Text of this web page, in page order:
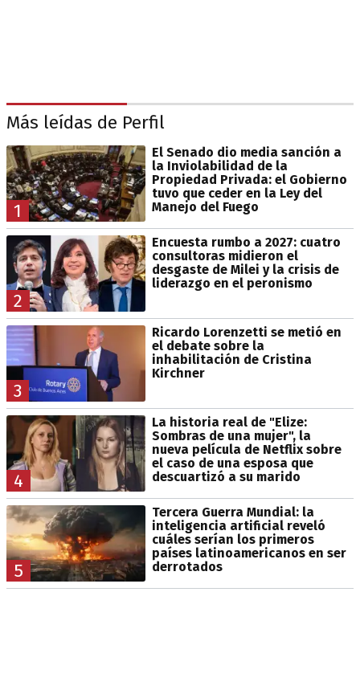
Más leídas de Perfil
1
El Senado dio media sanción a
la Inviolabilidad de la
Propiedad Privada: el Gobierno
tuvo que ceder en la Ley del
Manejo del Fuego
2
Encuesta rumbo a 2027: cuatro
consultoras midieron el
desgaste de Milei y la crisis de
liderazgo en el peronismo
3
Ricardo Lorenzetti se metió en
el debate sobre la
inhabilitación de Cristina
Kirchner
4
La historia real de "Elize:
Sombras de una mujer", la
nueva película de Netflix sobre
el caso de una esposa que
descuartizó a su marido
5
Tercera Guerra Mundial: la
inteligencia artificial reveló
cuáles serían los primeros
países latinoamericanos en ser
derrotados